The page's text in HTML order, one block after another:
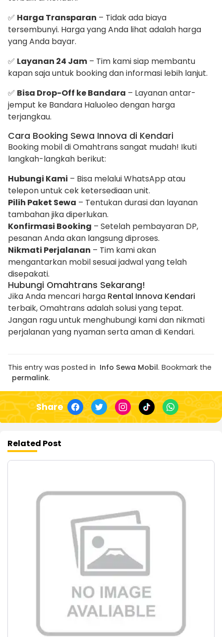
✅ Harga Transparan – Tidak ada biaya
tersembunyi. Harga yang Anda lihat adalah harga
yang Anda bayar.
✅ Layanan 24 Jam – Tim kami siap membantu
kapan saja untuk booking dan informasi lebih lanjut.
✅ Bisa Drop-Off ke Bandara – Layanan antar-
jemput ke Bandara Haluoleo dengan harga
terjangkau.
Cara Booking Sewa Innova di Kendari
Booking mobil di Omahtrans sangat mudah! Ikuti
langkah-langkah berikut:
Hubungi Kami – Bisa melalui WhatsApp atau
telepon untuk cek ketersediaan unit.
Pilih Paket Sewa – Tentukan durasi dan layanan
tambahan jika diperlukan.
Konfirmasi Booking – Setelah pembayaran DP,
pesanan Anda akan langsung diproses.
Nikmati Perjalanan – Tim kami akan
mengantarkan mobil sesuai jadwal yang telah
disepakati.
Hubungi Omahtrans Sekarang!
Jika Anda mencari harga Rental Innova Kendari
terbaik, Omahtrans adalah solusi yang tepat.
Jangan ragu untuk menghubungi kami dan nikmati
perjalanan yang nyaman serta aman di Kendari.
This entry was posted in Info Sewa Mobil. Bookmark the
permalink.
Share
Related Post